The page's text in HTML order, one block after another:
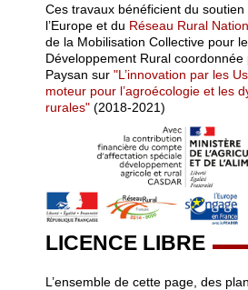
Ces travaux bénéficient du
l’Europe et du Réseau Rural
de la Mobilisation Collective pour le
Développement Rural coordonnée
Paysan sur "L’innovation par les
moteur pour l’agroécologie et les
rurales" (2018-2021)
LICENCE LIBRE
L’ensemble de cette page, des